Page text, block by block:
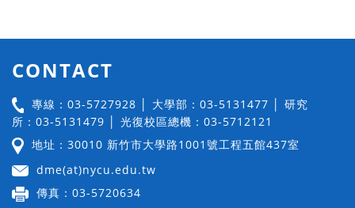
CONTACT
專線：03-5727928 │ 大學部：03-5131477 │ 研究
所：03-5131479 │ 光復校區總機：03-5712121
地址：30010 新竹市大學路1001號工程五館437室
dme(at)nycu.edu.tw
傳真：03-5720634